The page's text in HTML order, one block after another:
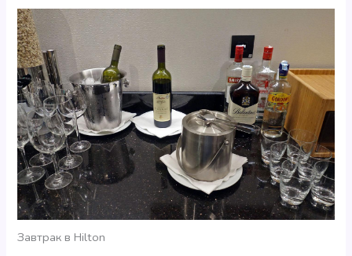
Завтрак в Hilton